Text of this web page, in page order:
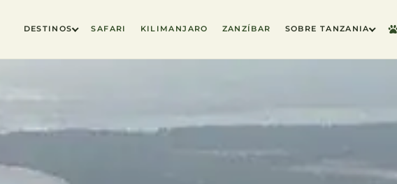
DESTINOS SAFARI KILIMANJARO ZANZÍBAR SOBRE TANZANIA